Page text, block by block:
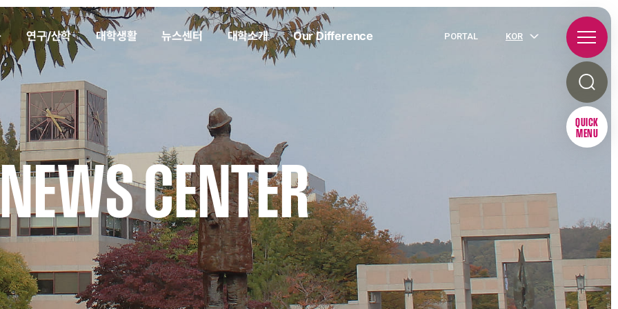
연구/산학 대학생활 뉴스센터 대학소개 Our Difference PORTAL KOR
QUICK
MENU
NEWS CENTER